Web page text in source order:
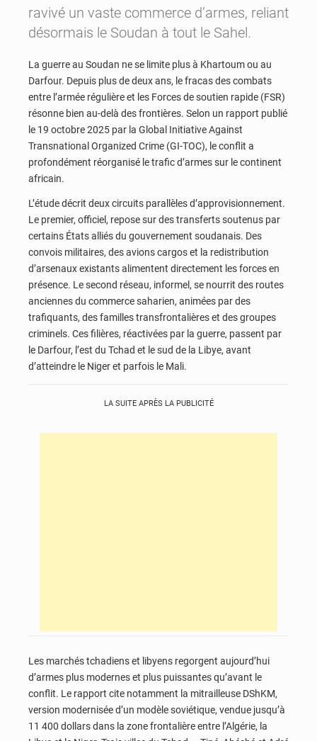
ravivé un vaste commerce d’armes, reliant
désormais le Soudan à tout le Sahel.
La guerre au Soudan ne se limite plus à Khartoum ou au
Darfour. Depuis plus de deux ans, le fracas des combats
entre l’armée régulière et les Forces de soutien rapide (FSR)
résonne bien au-delà des frontières. Selon un rapport publié
le 19 octobre 2025 par la Global Initiative Against
Transnational Organized Crime (GI-TOC), le conflit a
profondément réorganisé le trafic d’armes sur le continent
africain.
L’étude décrit deux circuits parallèles d’approvisionnement.
Le premier, officiel, repose sur des transferts soutenus par
certains États alliés du gouvernement soudanais. Des
convois militaires, des avions cargos et la redistribution
d’arsenaux existants alimentent directement les forces en
présence. Le second réseau, informel, se nourrit des routes
anciennes du commerce saharien, animées par des
trafiquants, des familles transfrontalières et des groupes
criminels. Ces filières, réactivées par la guerre, passent par
le Darfour, l’est du Tchad et le sud de la Libye, avant
d’atteindre le Niger et parfois le Mali.
LA SUITE APRÈS LA PUBLICITÉ
Les marchés tchadiens et libyens regorgent aujourd’hui
d’armes plus modernes et plus puissantes qu’avant le
conflit. Le rapport cite notamment la mitrailleuse DShKM,
version modernisée d’un modèle soviétique, vendue jusqu’à
11 400 dollars dans la zone frontalière entre l’Algérie, la